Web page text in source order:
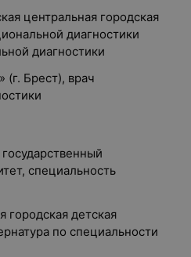
центральная городская
диагностики
диагностики
Брест), врач
специальность
городская детская
по специальности